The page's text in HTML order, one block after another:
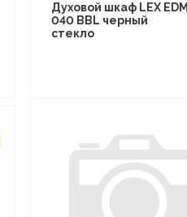
Духовой шкаф LEX EDM
040 BBL черный
стекло